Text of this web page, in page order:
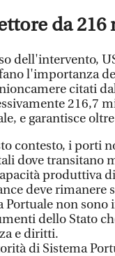
da
dell'intervento,
l'importanza
citati
216,7
e garantisce
contesto, i porti
dove transitano
produttiva
deve
Portuale non
dello Stato
e diritti.
di Sistema